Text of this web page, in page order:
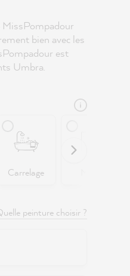
MissPompadour
bien avec les
est
Umbra.
Carrelage
peinture choisir ?